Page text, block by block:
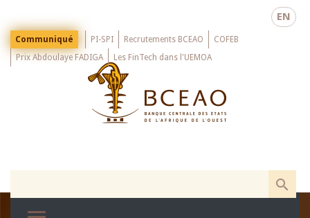
main
content
EN
Menu
Top
Communiqué PI-SPI Recrutements BCEAO
COFEB
Prix Abdoulaye FADIGA
Les FinTech dans l'UEMOA